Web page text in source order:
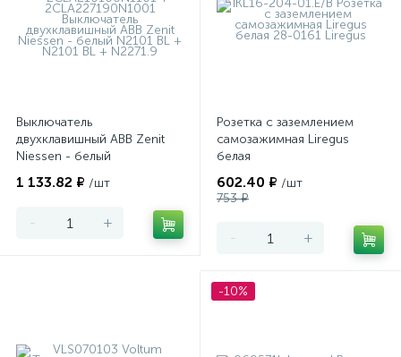
Выключатель
двухклавишный ABB Zenit
Niessen - белый
1 133.82 ₽ /шт
- +
Розетка с заземлением
самозажимная Liregus
белая
602.40 ₽ /шт
753 ₽
- +
-10%